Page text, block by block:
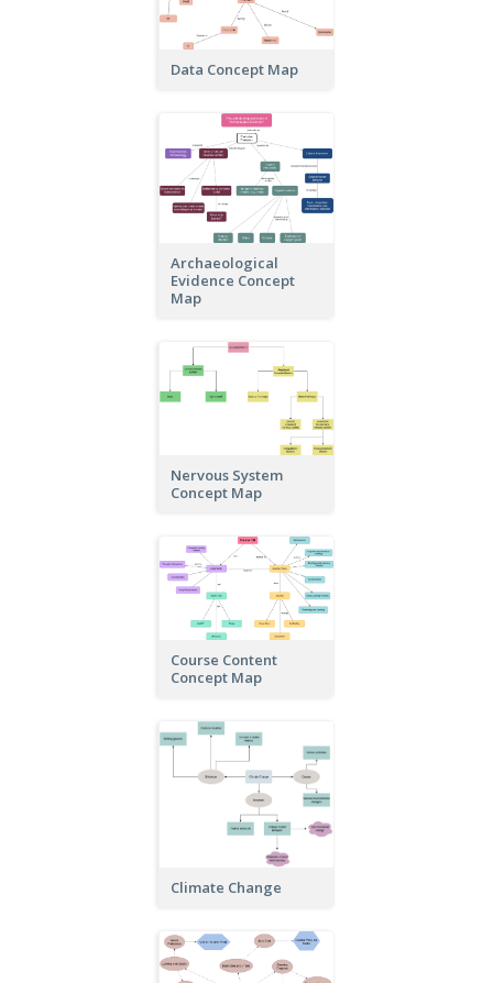
Data Concept Map
Archaeological
Evidence Concept
Map
Nervous System
Concept Map
Course Content
Concept Map
Climate Change